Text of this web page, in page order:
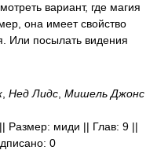
вариант, где магия
она имеет свойство
Или посылать видения
Нед Лидс Мишель Джонс
Размер: миди || Глав: 9 ||
0